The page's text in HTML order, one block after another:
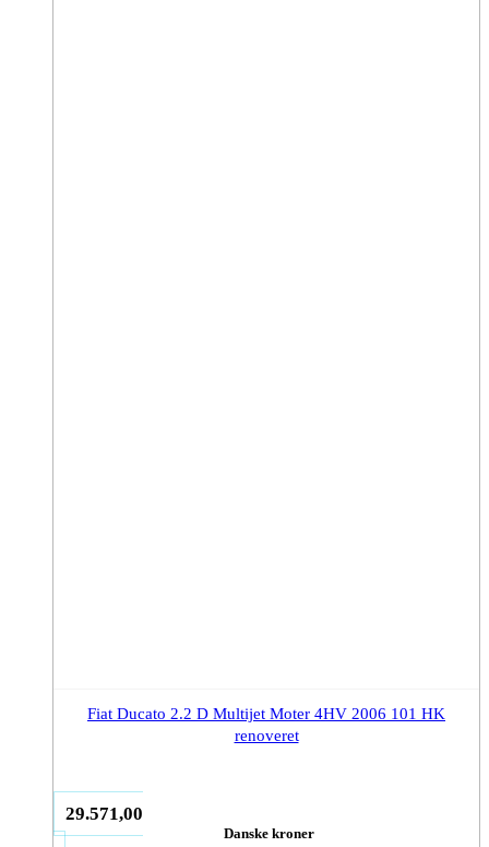
Fiat Ducato 2.2 D Multijet Moter 4HV 2006 101 HK
renoveret
29.571,00
Danske kroner